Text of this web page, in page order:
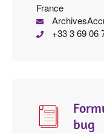
France
60 37 60 96
bug